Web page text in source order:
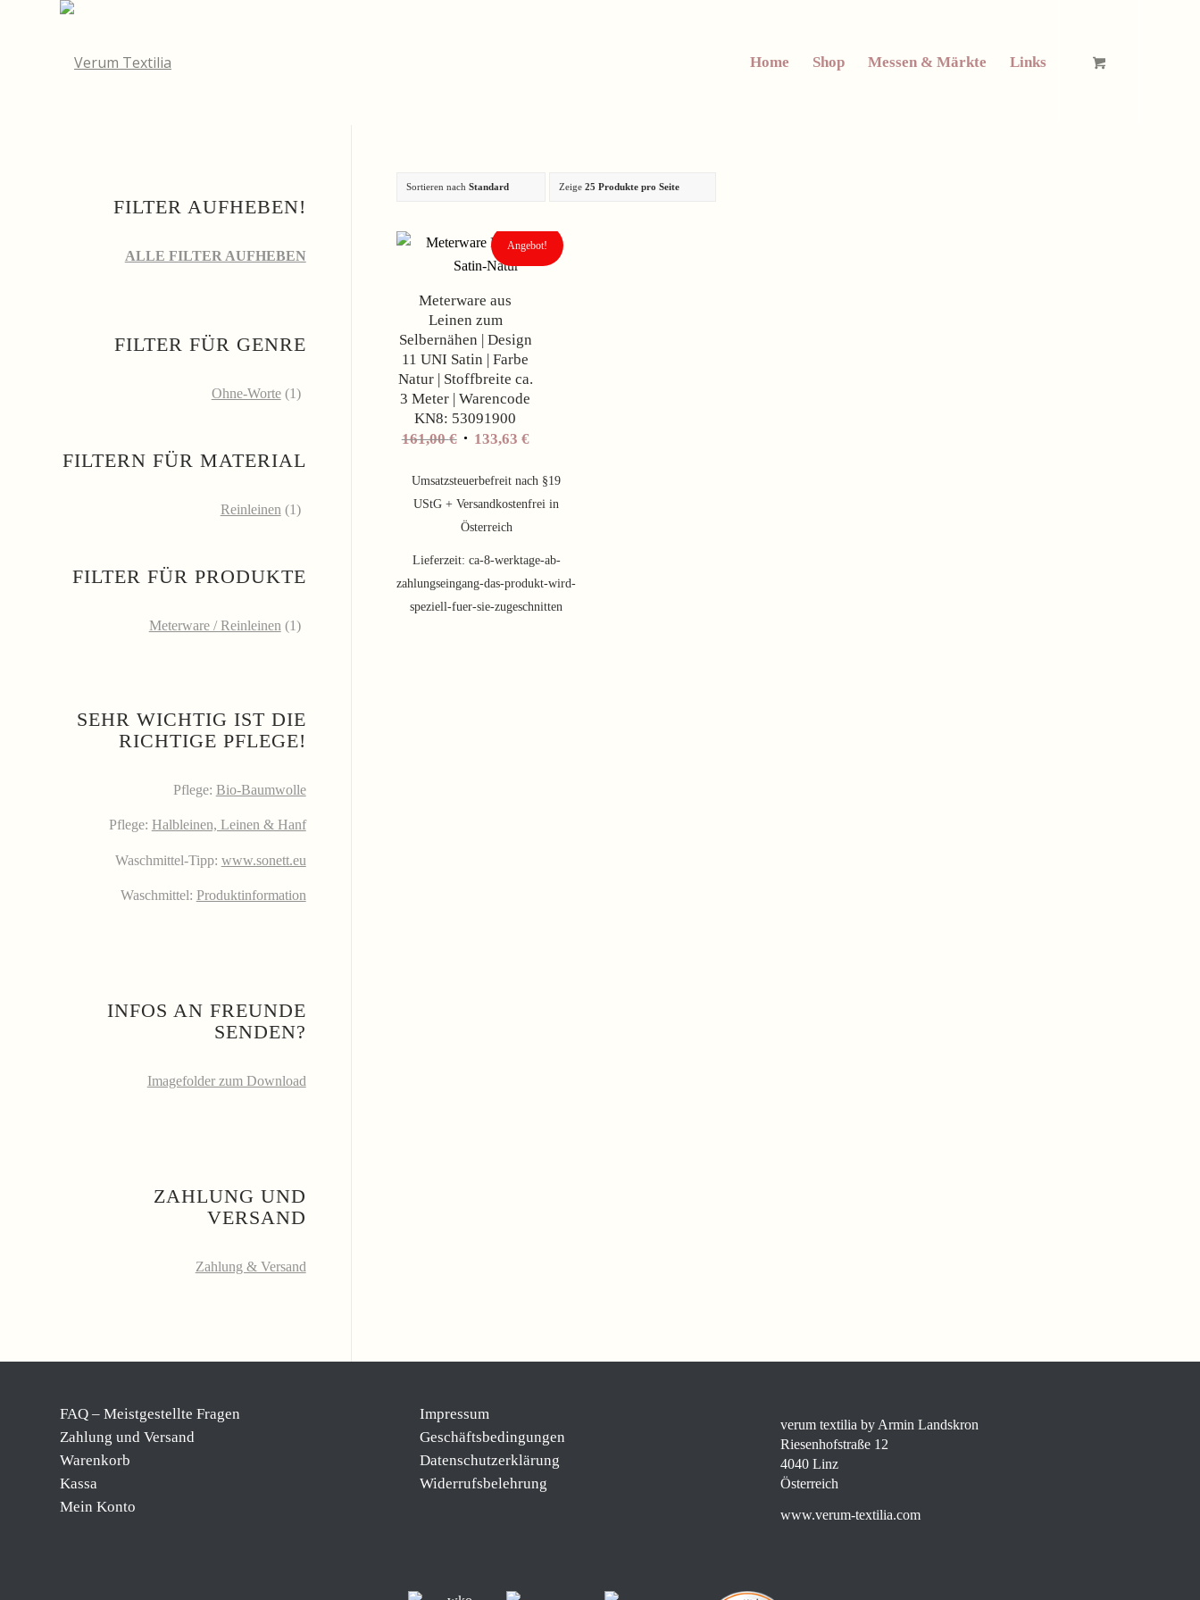
Home Shop Messen & Märkte Links
Sortieren nach Standard Zeige 25 Produkte pro Seite
Meterware aus
Leinen zum
Selbernähen | Design
11 UNI Satin | Farbe
Natur | Stoffbreite ca.
3 Meter | Warencode
KN8: 53091900
161,00€ Ursprünglicher
war:
161,00 €
133,63 €Aktueller
ist:
133,63 €.
Angebot!
Umsatzsteuerbefreit nach §19
UStG + Versandkostenfrei in
Österreich
Lieferzeit: ca-8-werktage-ab-
zahlungseingang-das-produkt-wird-
speziell-fuer-sie-zugeschnitten
FILTER AUFHEBEN!
ALLE FILTER AUFHEBEN
FILTER FÜR GENRE
Ohne-Worte (1)
FILTERN FÜR MATERIAL
Reinleinen (1)
FILTER FÜR PRODUKTE
Meterware / Reinleinen (1)
SEHR WICHTIG IST DIE
RICHTIGE PFLEGE!
Pflege: Bio-Baumwolle
Pflege: Halbleinen, Leinen & Hanf
Waschmittel-Tipp: www.sonett.eu
Waschmittel: Produktinformation
INFOS AN FREUNDE
SENDEN?
Imagefolder zum Download
ZAHLUNG UND
VERSAND
Zahlung & Versand
FAQ – Meistgestellte Fragen
Zahlung und Versand
Warenkorb
Kassa
Mein Konto
Impressum
Geschäftsbedingungen
Datenschutzerklärung
Widerrufsbelehrung
verum textilia by Armin Landskron
Riesenhofstraße 12
4040 Linz
Österreich
www.verum-textilia.com